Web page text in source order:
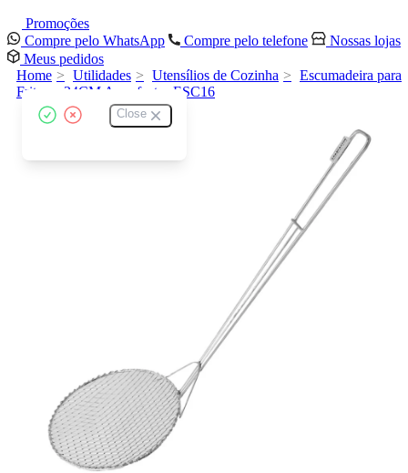
Promoções
Compre pelo WhatsApp
Compre pelo telefone
Nossas lojas
Meus pedidos
Close
Home Utilidades Utensílios de Cozinha
Escumadeira para
Frituras 34CM Aramfactor ESC16